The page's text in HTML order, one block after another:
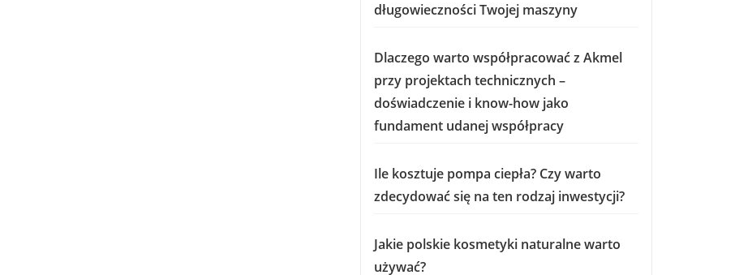
długowieczności Twojej maszyny
Dlaczego warto współpracować z Akmel
przy projektach technicznych –
doświadczenie i know-how jako
fundament udanej współpracy
Ile kosztuje pompa ciepła? Czy warto
zdecydować się na ten rodzaj inwestycji?
Jakie polskie kosmetyki naturalne warto
używać?